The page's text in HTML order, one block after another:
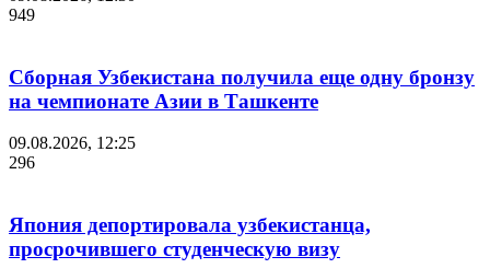
949
Сборная Узбекистана получила еще одну бронзу
на чемпионате Азии в Ташкенте
09.08.2026, 12:25
296
Япония депортировала узбекистанца,
просрочившего студенческую визу